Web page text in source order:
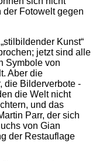
Fotowelt gegen
Kunst“
jetzt sind alle
Symbole von
Aber die
die Bilderverbote -
die Welt nicht
und das
Parr, der sich
von Gian
der Restauflage